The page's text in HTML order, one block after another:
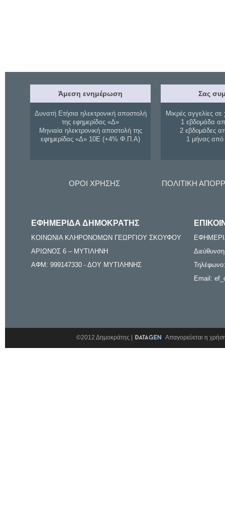
Άμεση ενημέρωση
Δυνατή Ετήσια ηλεκτρονική αποστολή
της εφημερίδας «Δ»
Μηνιαία ηλεκτρονική αποστολή της
εφημερίδας «Δ» 10Ε (+4% Φ.Π.Α)
Σας
Μικρές αγγελίες σε
1 εβδομάδα
2 εβδομάδες
1 μήνας
ΟΡΟΙ ΧΡΗΣΗΣ ΠΟΛΙΤΙΚΗ
ΕΦΗΜΕΡΙΔΑ ΔΗΜΟΚΡΑΤΗΣ
ΚΟΙΝΩΝΙΑ ΚΛΗΡΟΝΟΜΩΝ ΓΕΩΡΓΙΟΥ ΣΚΟΥΦΟΥ
ΑΡΙΩΝΟΣ 6 – ΜΥΤΙΛΗΝΗ
ΑΦΜ: 999147330 - ΔΟΥ ΜΥΤΙΛΗΝΗΣ
Email:
©2012 Δημοκράτης | Απαγορεύεται η